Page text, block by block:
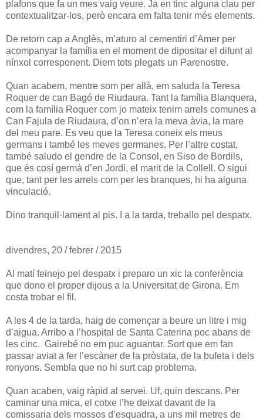
plafons que fa un mes vaig veure. Ja en tinc alguna clau per
contextualitzar-los, però encara em falta tenir més elements.
De retorn cap a Anglès, m’aturo al cementiri d’Amer per
acompanyar la família en el moment de dipositar el difunt al
nínxol corresponent. Diem tots plegats un Parenostre.
Quan acabem, mentre som per allà, em saluda la Teresa
Roquer de can Bagó de Riudaura. Tant la família Blanquera,
com la família Roquer com jo mateix tenim arrels comunes a
Can Fajula de Riudaura, d’on n’era la meva àvia, la mare
del meu pare. Es veu que la Teresa coneix els meus
germans i també les meves germanes. Per l’altre costat,
també saludo el gendre de la Consol, en Siso de Bordils,
que és cosí germà d’en Jordi, el marit de la Collell. O sigui
que, tant per les arrels com per les branques, hi ha alguna
vinculació.
Dino tranquil·lament al pis. I a la tarda, treballo pel despatx.
divendres, 20 / febrer / 2015
Al matí feinejo pel despatx i preparo un xic la conferència
que dono el proper dijous a la Universitat de Girona. Em
costa trobar el fil.
A les 4 de la tarda, haig de començar a beure un litre i mig
d’aigua. Arribo a l’hospital de Santa Caterina poc abans de
les cinc. Gairebé no em puc aguantar. Sort que em fan
passar aviat a fer l’escàner de la pròstata, de la bufeta i dels
ronyons. Sembla que no hi surt cap problema.
Quan acaben, vaig ràpid al servei. Uf, quin descans. Per
caminar una mica, el cotxe l’he deixat davant de la
comissaria dels mossos d’esquadra, a uns mil metres de